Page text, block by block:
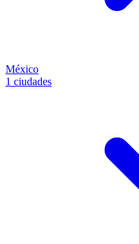
México
1 ciudades